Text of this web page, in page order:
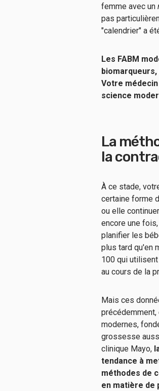
femme avec un
pas
"calendrier" a
Les FABM
Votre
science
La
la
À ce stade,
certaine forme
ou elle
encore une
planifier les
plus tard qu'en
100 qui
au cours de la
Mais ces
modernes,
grossesse
clinique Mayo,
tendance à
méthodes de
en matière de